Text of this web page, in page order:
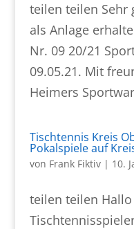
teilen teilen Sehr
als Anlage
Nr. 09 20/21
09.05.21. Mit
Heimers
Tischtennis Kreis
Pokalspiele auf
von Frank Fiktiv| 10.
teilen teilen